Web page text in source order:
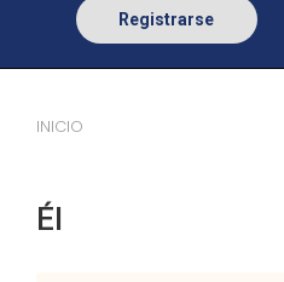
Registrarse
INICIO
Él